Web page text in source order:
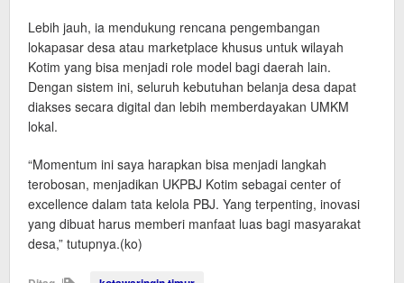
Lebih jauh, ia mendukung rencana pengembangan
lokapasar desa atau marketplace khusus untuk wilayah
Kotim yang bisa menjadi role model bagi daerah lain.
Dengan sistem ini, seluruh kebutuhan belanja desa dapat
diakses secara digital dan lebih memberdayakan UMKM
lokal.
“Momentum ini saya harapkan bisa menjadi langkah
terobosan, menjadikan UKPBJ Kotim sebagai center of
excellence dalam tata kelola PBJ. Yang terpenting, inovasi
yang dibuat harus memberi manfaat luas bagi masyarakat
desa,” tutupnya.(ko)